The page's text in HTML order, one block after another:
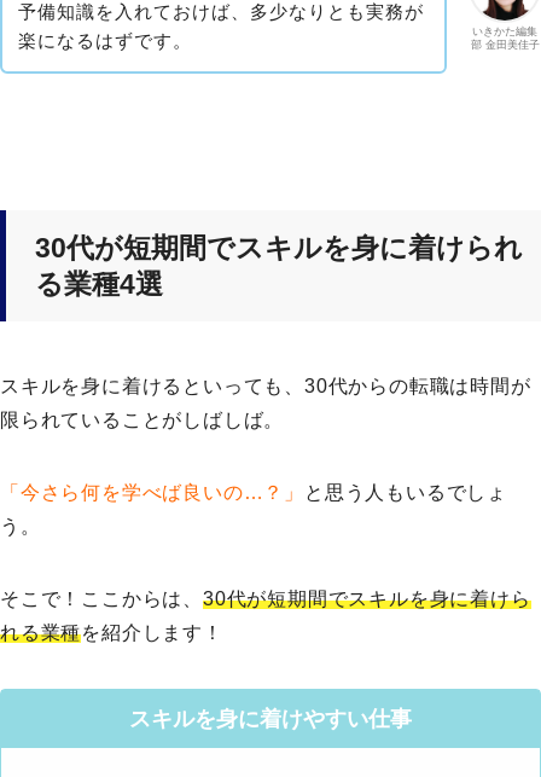
いきかた編集
部 金田美佳子
予備知識を入れておけば、多少なりとも実務が
楽になるはずです。
30代が短期間でスキルを身に着けられ
る業種4選
スキルを身に着けるといっても、30代からの転職は時間が
限られていることがしばしば。
「今さら何を学べば良いの…？」
と思う人もいるでしょ
う。
そこで！ここからは、30代が短期間でスキルを身に着けら
れる業種を紹介します！
スキルを身に着けやすい仕事